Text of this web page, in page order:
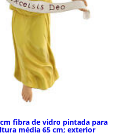
fibra de vidro pintada para
média 65 cm; exterior